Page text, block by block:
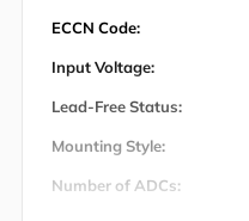
ECCN Code:
Input Voltage:
Lead-Free Status:
Mounting Style:
Number of ADCs: